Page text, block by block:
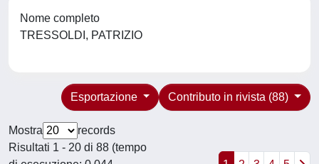
Nome completo
TRESSOLDI, PATRIZIO
Contributo in rivista (88)
Esportazione
Mostra
records
Risultati 1 - 20 di 88 (tempo